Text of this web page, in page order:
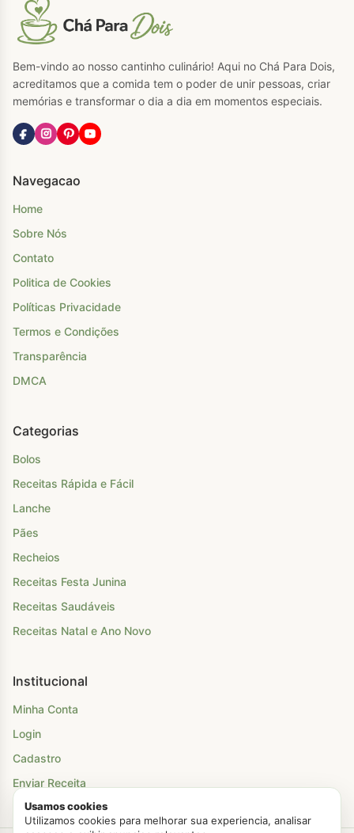
Bem-vindo ao nosso cantinho culinário! Aqui no Chá Para Dois,
acreditamos que a comida tem o poder de unir pessoas, criar
memórias e transformar o dia a dia em momentos especiais.
Navegacao
Home
Sobre Nós
Contato
Politica de Cookies
Políticas Privacidade
Termos e Condições
Transparência
DMCA
Categorias
Bolos
Receitas Rápida e Fácil
Lanche
Pães
Recheios
Receitas Festa Junina
Receitas Saudáveis
Receitas Natal e Ano Novo
Institucional
Minha Conta
Login
Cadastro
Enviar Receita
Usamos cookies
Utilizamos cookies para melhorar sua experiencia, analisar